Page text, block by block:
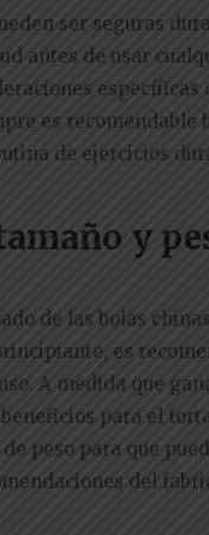
ser seguras
antes de usar
es
de ejercicios
y
de las bolas
es
A medida que
para el
peso para que
del